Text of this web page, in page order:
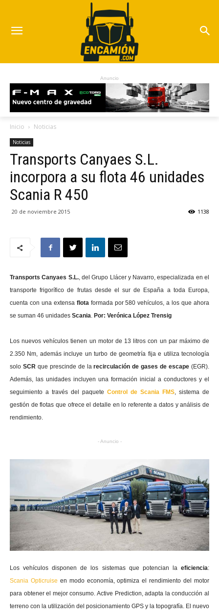
Anuncio
Inicio Noticias
Noticias
Transports Canyaes S.L.
incorpora a su flota 46 unidades
Scania R 450
20 de noviembre 2015 1138
Transports Canyaes S.L., del Grupo Llácer y Navarro, especializada en el
transporte frigorífico de frutas desde el sur de España a toda Europa,
cuenta con una extensa flotaformada por 580 vehículos, a los que ahora
se suman 46 unidades Scania. Por: Verónica López Trensig
Los nuevos vehículos tienen un motor de 13 litros con un par máximo de
2.350 Nm, además incluye un turbo de geometría fija e utiliza tecnología
solo SCRque prescinde de larecirculación de gases de escape(EGR).
Además, l as unidades incluyen una formación inicial a conductores y el
seguimiento a través del paquete Control de Scania FMS, sistema de
gestión de flotas que ofrece el detalle en lo referente a datos y análisis de
rendimiento.
- Anuncio -
Los vehículos disponen de los sistemas que potencian la eficiencia:
Scania Opticruise en modo economía, optimiza el rendimiento del motor
para obtener el mejor consumo. Active Prediction, adapta la conducción al
terreno con la utilización del posicionamiento GPS y la topografía. El nuevo